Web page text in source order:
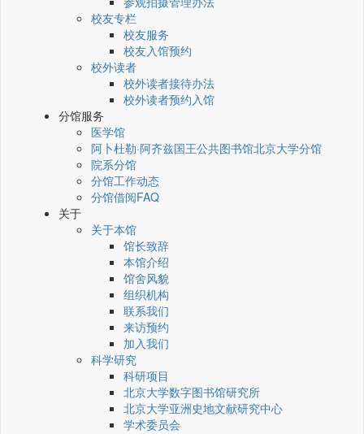
校友专栏
校友服务
校友入馆预约
校外读者
校外读者接待办法
校外读者预约入馆
分馆服务
医学馆
阿卜杜勒·阿齐兹国王公共图书馆北京大学分馆
院系分馆
分馆工作动态
分馆借阅FAQ
关于
关于本馆
馆长致辞
本馆介绍
馆舍风貌
组织机构
联系我们
来访预约
加入我们
科学研究
科研项目
北京大学数字图书馆研究所
北京大学亚洲史地文献研究中心
学术委员会